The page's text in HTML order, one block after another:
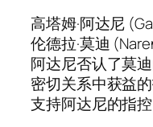
高塔姆·阿达尼
伦德拉·莫迪
阿达尼否认了莫
密切关系中获益
支持阿达尼的指控